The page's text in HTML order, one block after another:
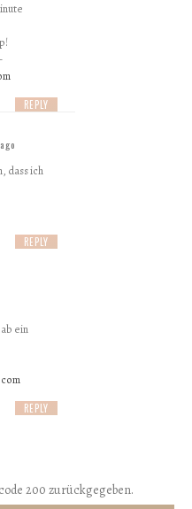
REPLY
REPLY
dass ich
REPLY
ein
200 zurückgegeben.